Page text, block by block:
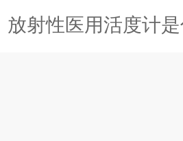
放射性医用活度计